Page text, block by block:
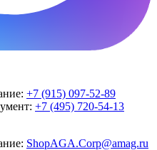
+7 (915) 097-52-89
+7 (495) 720-54-13
ShopAGA.Corp@amag.ru